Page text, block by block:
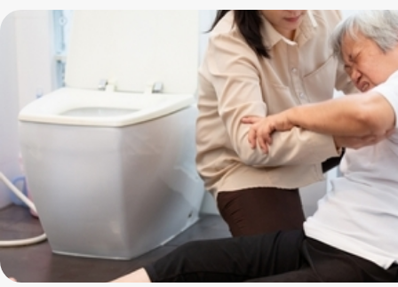
年活動都引起很大的迴響，已成為礁溪鄉推廣以溫泉會友的重要盛
感謝上天恩賜礁溪溫泉之寶地，活動中水神串飾對這片土地的寵
溫泉業者，代代傳承這份恩典，每年12月第一周的星期五隆重登場。 2023礁
泉祈水12月1日登山健行活動正式開跑 今年除祈水感恩禮外，更增加跑馬古道登山
健行活動，邀請全國喜愛登山健行民眾共同參與享受健身樂活的
祈水活動拉開序幕。 跑馬古道登山健行報名十分踴躍，超過300名民眾參加，以輕
鬆健走的方式展開，不限出發時間自由登山健行，僅須於當天下
折返點蓋好戳章後，並於下午5點20分前抵達終點跑馬古道公園
點30分的祈水感恩禮活動，活動現場超過約500人參與熱鬧非凡。 本活動設置豐富
摸彩獎品、獎金，有TOYO還原水素水生成器、Apple Watch
礁溪溫泉住宿券、健康陽傘、Apple HomePod mini揚聲器、光能
獎等，總獎項高達12萬餘元，讓所有參與活動的民眾都能盡興，現